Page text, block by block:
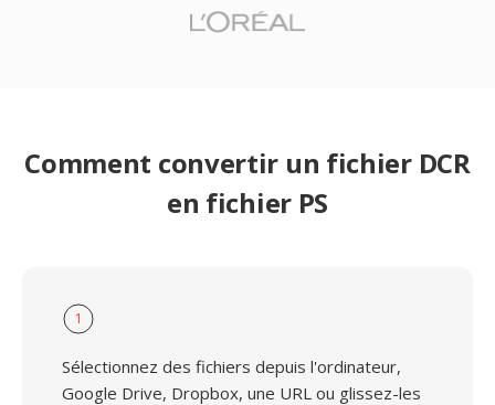
Comment convertir un fichier DCR
en fichier PS
1
Sélectionnez des fichiers depuis l'ordinateur,
Google Drive, Dropbox, une URL ou glissez-les